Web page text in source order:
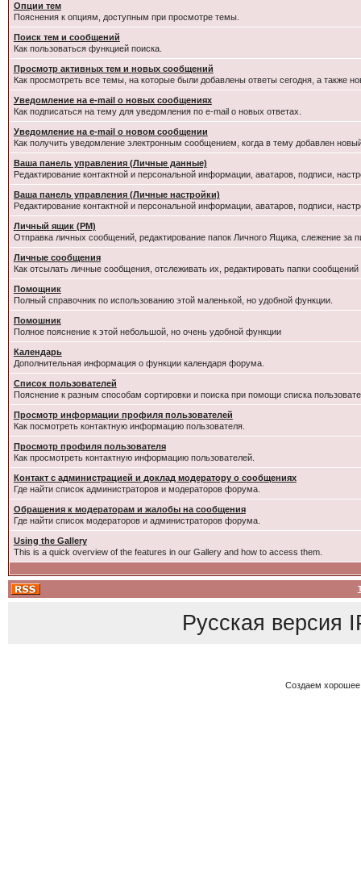
Опции тем
Пояснения к опциям, доступным при просмотре темы.
Поиск тем и сообщений
Как пользоваться функцией поиска.
Просмотр активных тем и новых сообщений
Как просмотреть все темы, на которые были добавлены ответы сегодня, а также
Уведомление на e-mail о новых сообщениях
Как подписаться на тему для уведомления по e-mail о новых ответах.
Уведомление на е-mail о новом сообщении
Как получить уведомление электронным сообщением, когда в тему добавлен
Ваша панель управления (Личные данные)
Редактирование контактной и персональной информации, аватаров, подписи,
Ваша панель управления (Личные настройки)
Редактирование контактной и персональной информации, аватаров, подписи,
Личный ящик (PM)
Отправка личных сообщений, редактирование папок Личного Ящика, слежение за
Личные сообщения
Как отсылать личные сообщения, отслеживать их, редактировать папки
Помощник
Полный справочник по использованию этой маленькой, но удобной функции.
Помошник
Полное пояснение к этой небольшой, но очень удобной функции
Календарь
Дополнительная информация о функции календаря форума.
Список пользователей
Пояснение к разным способам сортировки и поиска при помощи списка
Просмотр информации профиля пользователей
Как посмотреть контактную информацию пользователя.
Просмотр профиля пользователя
Как просмотреть контактную информацию пользователей.
Контакт с администрацией и доклад модератору о сообщениях
Где найти список администраторов и модераторов форума.
Обращения к модераторам и жалобы на сообщения
Где найти список модераторов и администраторов форума.
Using the Gallery
This is a quick overview of the features in our Gallery and how to access them.
Русская версия
Создаем